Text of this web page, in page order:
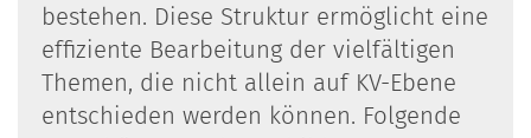
bestehen. Diese Struktur ermöglicht eine
effiziente Bearbeitung der vielfältigen
Themen, die nicht allein auf KV-Ebene
entschieden werden können. Folgende